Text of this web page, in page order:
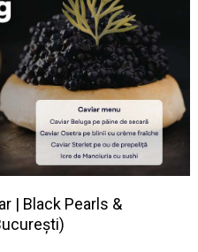
| Black Pearls &